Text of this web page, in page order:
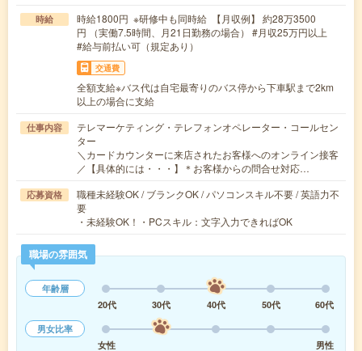
時給
時給1800円 ※研修中も同時給 【月収例】 約28万3500
円 （実働7.5時間、月21日勤務の場合） #月収25万円以上
#給与前払い可（規定あり）
交通費
全額支給※バス代は自宅最寄りのバス停から下車駅まで2km
以上の場合に支給
仕事内容
テレマーケティング・テレフォンオペレーター・コールセン
ター
＼カードカウンターに来店されたお客様へのオンライン接客
／【具体的には・・・】＊お客様からの問合せ対応…
応募資格
職種未経験OK / ブランクOK / パソコンスキル不要 / 英語力不
要
・未経験OK！・PCスキル：文字入力できればOK
職場の雰囲気
年齢層
20代
30代 40代 50代
60代
男女比率
女性
男性